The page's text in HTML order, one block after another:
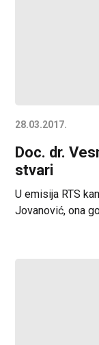
28.03.2017.
Doc. dr.
stvari
U emisija RTS
Jovanović, ona